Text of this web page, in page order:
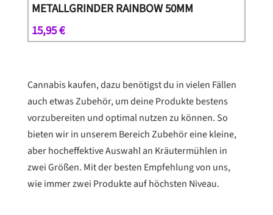
METALLGRINDER RAINBOW 50MM
15,95€
Cannabis kaufen, dazu benötigst du in vielen Fällen
auch etwas Zubehör, um deine Produkte bestens
vorzubereiten und optimal nutzen zu können. So
bieten wir in unserem Bereich Zubehör eine kleine,
aber hocheffektive Auswahl an Kräutermühlen in
zwei Größen. Mit der besten Empfehlung von uns,
wie immer zwei Produkte auf höchsten Niveau.